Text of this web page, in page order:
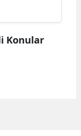
Konular